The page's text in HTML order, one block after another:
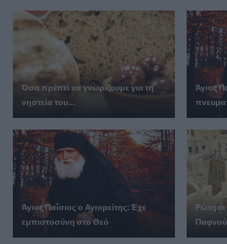
Όσα πρέπει να γνωρίζουμε για τη
νηστεία του...
Άγιος
Άγιος Παΐσιος ο Αγιορείτης: Ἐχε
εμπιστοσύνη στο Θεό